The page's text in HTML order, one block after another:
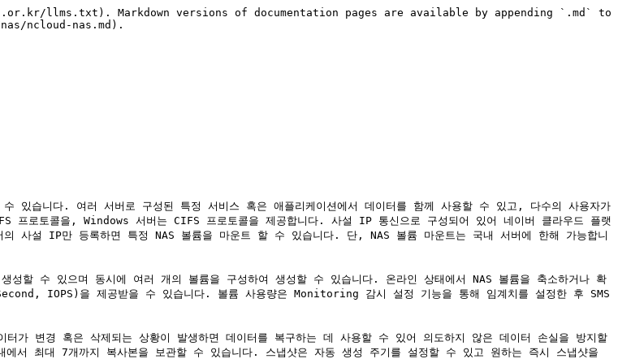
llms.txt). Markdown versions of documentation pages are available by appending `.md` to
ncloud-nas.md).
습니다. 여러 서버로 구성된 특정 서비스 혹은 애플리케이션에서 데이터를 함께 사용할 수 있고, 다수의 사용자가
프로토콜을, Windows 서버는 CIFS 프로토콜을 제공합니다. 사설 IP 통신으로 구성되어 있어 네이버 클라우드 플랫
사설 IP만 등록하면 특정 NAS 볼륨을 마운트 할 수 있습니다. 단, NAS 볼륨 마운트는 국내 서버에 한해 가능합니
수 있으며 동시에 여러 개의 볼륨을 구성하여 생성할 수 있습니다. 온라인 상태에서 NAS 볼륨을 축소하거나 확
IOPS)을 제공받을 수 있습니다. 볼륨 사용량은 Monitoring 감시 설정 기능을 통해 임계치를 설정한 후 SMS
변경 혹은 삭제되는 상황이 발생하면 데이터를 복구하는 데 사용할 수 있어 의도하지 않은 데이터 손실을 방지할
최대 7개까지 복사본을 보관할 수 있습니다. 스냅샷은 자동 생성 주기를 설정할 수 있고 원하는 즉시 스냅샷을